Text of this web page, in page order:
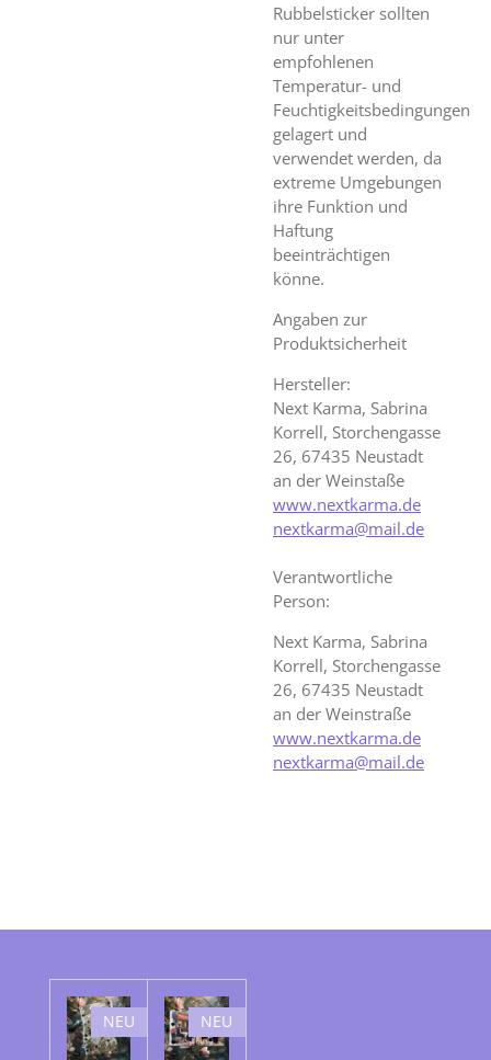
Rubbelsticker sollten
nur unter
empfohlenen
Temperatur- und
Feuchtigkeitsbedingungen
gelagert und
verwendet werden, da
extreme Umgebungen
ihre Funktion und
Haftung
beeinträchtigen
könne.
Angaben zur
Produktsicherheit
Hersteller:
Next Karma, Sabrina
Korrell, Storchengasse
26, 67435 Neustadt
an der Weinstaße
www.nextkarma.de
nextkarma@mail.de
Verantwortliche
Person:
Next Karma, Sabrina
Korrell, Storchengasse
26, 67435 Neustadt
an der Weinstraße
www.nextkarma.de
nextkarma@mail.de
NEU NEU